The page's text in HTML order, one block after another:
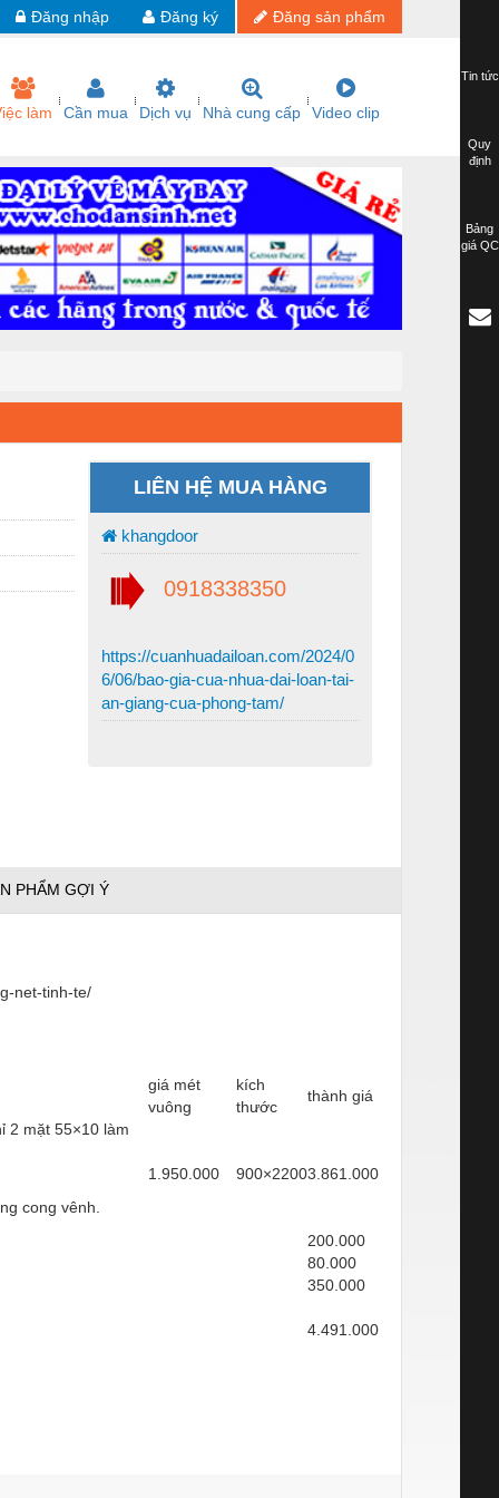
Đăng sản phẩm
Đăng ký
Đăng nhập
làm Cần mua Dịch vụ Nhà cung cấp Video clip
LIÊN HỆ MUA HÀNG
khangdoor
0918338350
https://cuanhuadailoan.com/2024/0
6/06/bao-gia-cua-nhua-dai-loan-tai-
an-giang-cua-phong-tam/
PHẨM GỢI Ý
net-tinh-te/
giá mét
vuông
kích
thước
thành giá
2 mặt 55×10 làm
cong vênh.
1.950.000 900×22003.861.000
200.000
80.000
350.000
4.491.000
Tin tức
Quy
định
Bảng
giá QC